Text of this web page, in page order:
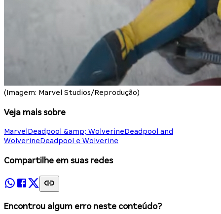
(Imagem: Marvel Studios/Reprodução)
Veja mais sobre
Marvel Deadpool &amp; WolverineDeadpool and
WolverineDeadpool e Wolverine
Compartilhe em suas redes
Encontrou algum erro neste conteúdo?